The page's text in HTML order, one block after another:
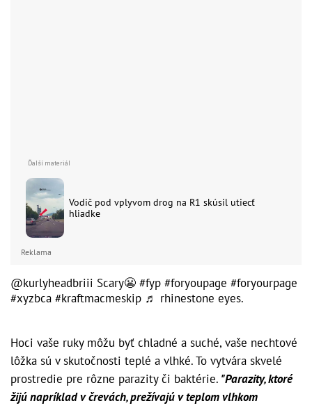
Vodič pod vplyvom drog na R1 skúsil utiecť
hliadke
Reklama
@kurlyheadbriii Scary😬 #fyp #foryoupage #foryourpage
#xyzbca #kraftmacmeskip ♬ rhinestone eyes.
Hoci vaše ruky môžu byť chladné a suché, vaše nechtové
lôžka sú v skutočnosti teplé a vlhké. To vytvára skvelé
prostredie pre rôzne parazity či baktérie. "Parazity, ktoré
žijú napríklad v črevách, prežívajú v teplom vlhkom